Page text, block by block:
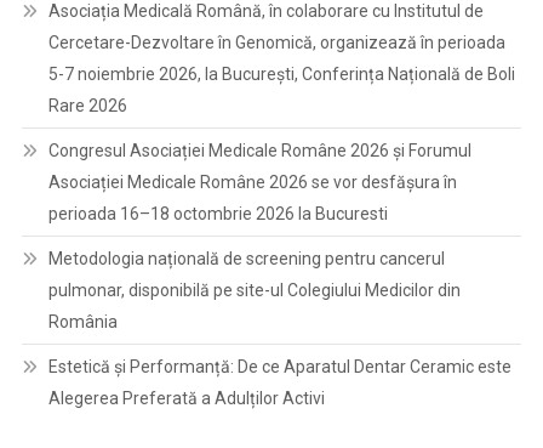
Asociația Medicală Română, în colaborare cu Institutul de
Cercetare-Dezvoltare în Genomică, organizează în perioada
5-7 noiembrie 2026, la București, Conferința Națională de Boli
Rare 2026
Congresul Asociației Medicale Române 2026 și Forumul
Asociației Medicale Române 2026 se vor desfășura în
perioada 16–18 octombrie 2026 la Bucuresti
Metodologia națională de screening pentru cancerul
pulmonar, disponibilă pe site-ul Colegiului Medicilor din
România
Estetică și Performanță: De ce Aparatul Dentar Ceramic este
Alegerea Preferată a Adulților Activi